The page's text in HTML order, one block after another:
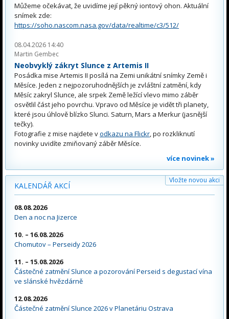
Můžeme očekávat, že uvidíme její pěkný iontový ohon. Aktuální
snímek zde:
https://soho.nascom.nasa.gov/data/realtime/c3/512/
08.04.2026 14:40
Martin Gembec
Neobvyklý zákryt Slunce z Artemis II
Posádka mise Artemis II posílá na Zemi unikátní snímky Země i
Měsíce. Jeden z nejpozoruhodnějších je zvláštní zatmění, kdy
Měsíc zakryl Slunce, ale srpek Země ležící vlevo mimo záběr
osvětlil část jeho povrchu. Vpravo od Měsíce je vidět tři planety,
které jsou úhlově blízko Slunci. Saturn, Mars a Merkur (jasnější
tečky).
Fotografie z mise najdete vodkazu na Flickr, po rozkliknutí
novinky uvidíte zmiňovaný záběr Měsíce.
více novinek »
KALENDÁŘ AKCÍ
Vložte novou akci
08.08.2026
Den a noc na Jizerce
10. – 16.08.2026
Chomutov – Perseidy 2026
11. – 15.08.2026
Částečné zatmění Slunce a pozorování Perseid s degustací vína
ve slánské hvězdárně
12.08.2026
Částečné zatmění Slunce 2026 v Planetáriu Ostrava